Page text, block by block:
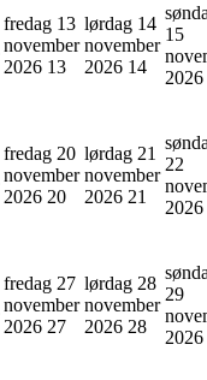
fredag 13
november
2026 13
lørdag 14
november
2026 14
15
2026
fredag 20
november
2026 20
lørdag 21
november
2026 21
22
2026
fredag 27
november
2026 27
lørdag 28
november
2026 28
29
2026